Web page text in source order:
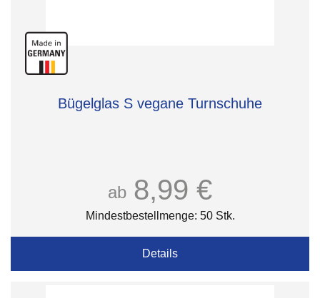
Bügelglas S vegane Turnschuhe
ab 8,99 €
Mindestbestellmenge: 50 Stk.
Details